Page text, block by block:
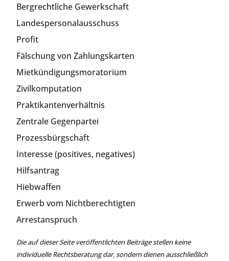
Bergrechtliche Gewerkschaft
Landespersonalausschuss
Profit
Fälschung von Zahlungskarten
Mietkündigungsmoratorium
Zivilkomputation
Praktikantenverhältnis
Zentrale Gegenpartei
Prozessbürgschaft
Interesse (positives, negatives)
Hilfsantrag
Hiebwaffen
Erwerb vom Nichtberechtigten
Arrestanspruch
Die auf dieser Seite veröffentlichten Beiträge stellen keine
individuelle Rechtsberatung dar, sondern dienen ausschließlich